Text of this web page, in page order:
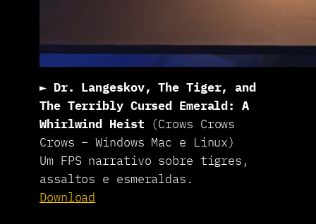
► Dr. Langeskov, The Tiger, and
The Terribly Cursed Emerald: A
Whirlwind Heist (Crows Crows
Crows – Windows Mac e Linux)
Um FPS narrativo sobre tigres,
assaltos e esmeraldas.
Download